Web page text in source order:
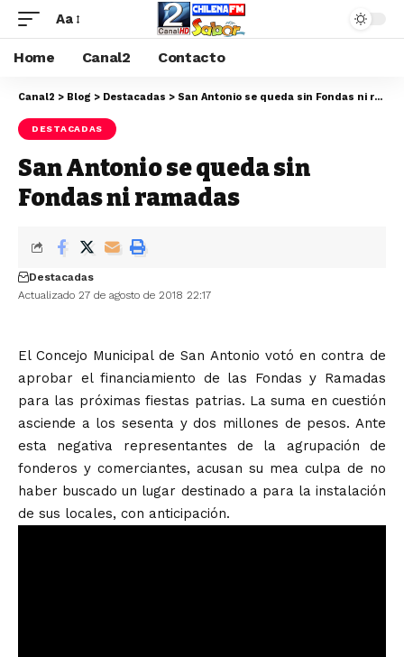
Aa
Home Canal2 Contacto
Canal2 > Blog > Destacadas > San Antonio se queda sin Fondas ni ramadas
DESTACADAS
San Antonio se queda sin
Fondas ni ramadas
Actualizado 27 de agosto de 2018 22:17
Destacadas
El Concejo Municipal de San Antonio votó en contra de
aprobar el financiamiento de las Fondas y Ramadas
para las próximas fiestas patrias. La suma en cuestión
asciende a los sesenta y dos millones de pesos. Ante
esta negativa representantes de la agrupación de
fonderos y comerciantes, acusan su mea culpa de no
haber buscado un lugar destinado a para la instalación
de sus locales, con anticipación.